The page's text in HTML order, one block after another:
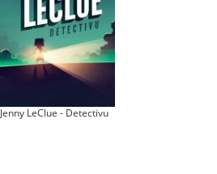
Jenny LeClue - Detectivu